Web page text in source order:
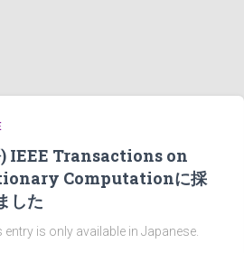
) IEEE Transactions on
Computationに採
した
entry is only available in Japanese.